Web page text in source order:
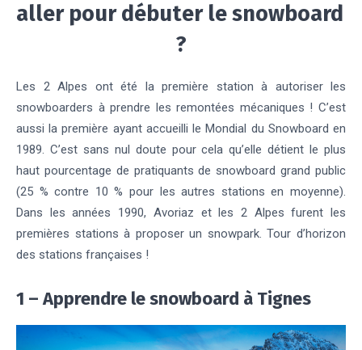
aller pour débuter le snowboard
?
Les 2 Alpes ont été la première station à autoriser les
snowboarders à prendre les remontées mécaniques ! C’est
aussi la première ayant accueilli le Mondial du Snowboard en
1989. C’est sans nul doute pour cela qu’elle détient le plus
haut pourcentage de pratiquants de snowboard grand public
(25 % contre 10 % pour les autres stations en moyenne).
Dans les années 1990, Avoriaz et les 2 Alpes furent les
premières stations à proposer un snowpark. Tour d’horizon
des stations françaises !
1 – Apprendre le snowboard à Tignes